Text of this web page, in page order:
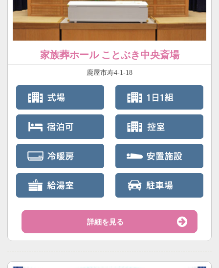
家族葬ホール ことぶき中央斎場
鹿屋市寿4-1-18
詳細を見る